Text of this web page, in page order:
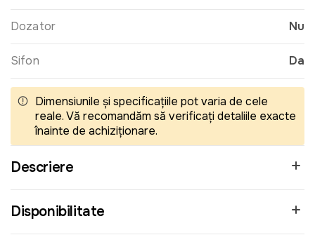
Dozator Nu
Sifon Da
Dimensiunile și specificațiile pot varia de cele
reale. Vă recomandăm să verificați detaliile exacte
înainte de achiziționare.
Descriere
Disponibilitate